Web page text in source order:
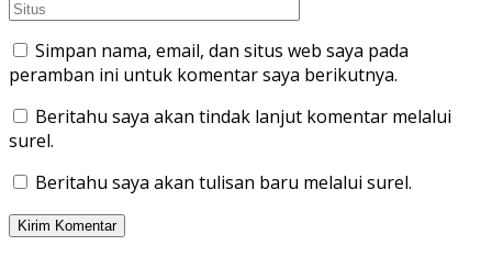
Simpan nama, email, dan situs web saya pada
peramban ini untuk komentar saya berikutnya.
Beritahu saya akan tindak lanjut komentar melalui
surel.
Beritahu saya akan tulisan baru melalui surel.